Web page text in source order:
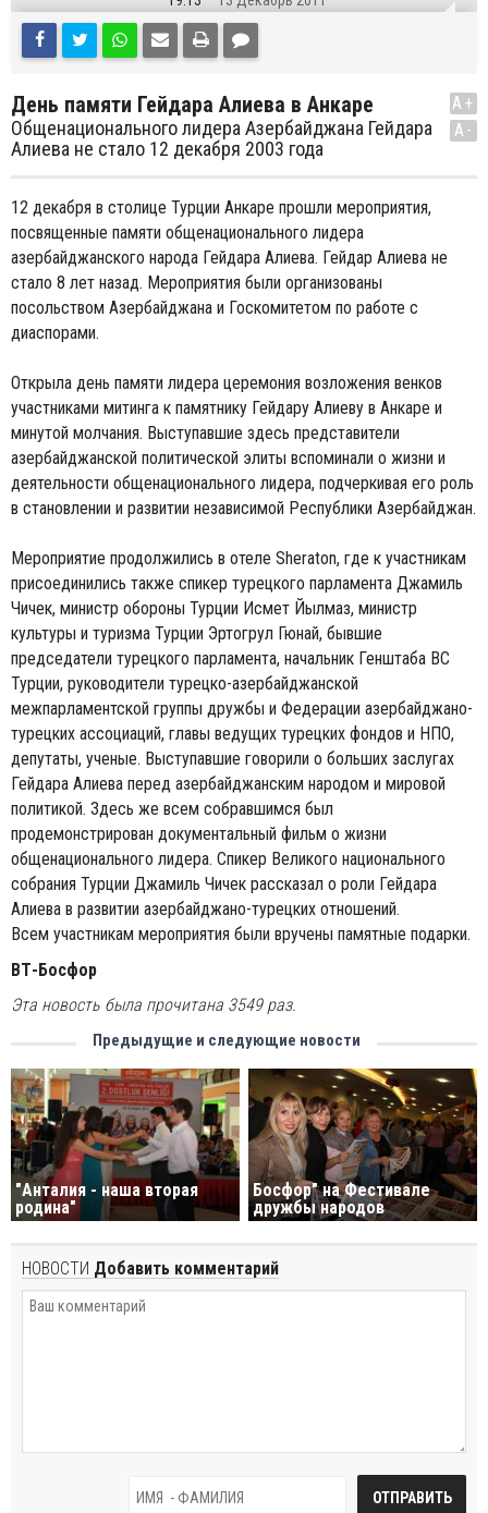
День памяти Гейдара Алиева в Анкаре
Общенационального лидера Азербайджана Гейдара
Алиева не стало 12 декабря 2003 года
A+
A-
12 декабря в столице Турции Анкаре прошли мероприятия,
посвященные памяти общенационального лидера
азербайджанского народа Гейдара Алиева. Гейдар Алиева не
стало 8 лет назад. Мероприятия были организованы
посольством Азербайджана и Госкомитетом по работе с
диаспорами.
Открыла день памяти лидера церемония возложения венков
участниками митинга к памятнику Гейдару Алиеву в Анкаре и
минутой молчания. Выступавшие здесь представители
азербайджанской политической элиты вспоминали о жизни и
деятельности общенационального лидера, подчеркивая его роль
в становлении и развитии независимой Республики Азербайджан.
Мероприятие продолжились в отеле Sheraton, где к участникам
присоединились также спикер турецкого парламента Джамиль
Чичек, министр обороны Турции Исмет Йылмаз, министр
культуры и туризма Турции Эртогрул Гюнай, бывшие
председатели турецкого парламента, начальник Генштаба ВС
Турции, руководители турецко-азербайджанской
межпарламентской группы дружбы и Федерации азербайджано-
турецких ассоциаций, главы ведущих турецких фондов и НПО,
депутаты, ученые. Выступавшие говорили о больших заслугах
Гейдара Алиева перед азербайджанским народом и мировой
политикой. Здесь же всем собравшимся был
продемонстрирован документальный фильм о жизни
общенационального лидера. Спикер Великого национального
собрания Турции Джамиль Чичек рассказал о роли Гейдара
Алиева в развитии азербайджано-турецких отношений.
Всем участникам мероприятия были вручены памятные подарки.
ВТ-Босфор
Эта новость была прочитана 3549 раз.
Предыдущие и следующие новости
"Анталия - наша вторая
родина"
Босфор" на Фестивале
дружбы народов
НОВОСТИ Добавить комментарий